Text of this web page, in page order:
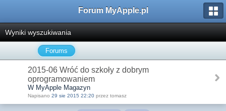
Forum MyApple.pl
Wyniki wyszukiwania
Forums
2015-06 Wróć do szkoły z dobrym
oprogramowaniem
W MyApple Magazyn
Napisano 29 sie 2015 22:20 przez tomasz